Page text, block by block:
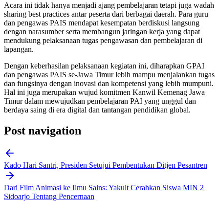
Acara ini tidak hanya menjadi ajang pembelajaran tetapi juga wadah
sharing best practices antar peserta dari berbagai daerah. Para guru
dan pengawas PAIS mendapat kesempatan berdiskusi langsung
dengan narasumber serta membangun jaringan kerja yang dapat
mendukung pelaksanaan tugas pengawasan dan pembelajaran di
lapangan.
Dengan keberhasilan pelaksanaan kegiatan ini, diharapkan GPAI
dan pengawas PAIS se-Jawa Timur lebih mampu menjalankan tugas
dan fungsinya dengan inovasi dan kompetensi yang lebih mumpuni.
Hal ini juga merupakan wujud komitmen Kanwil Kemenag Jawa
Timur dalam mewujudkan pembelajaran PAI yang unggul dan
berdaya saing di era digital dan tantangan pendidikan global.
Post navigation
Kado Hari Santri, Presiden Setujui Pembentukan Ditjen Pesantren
Dari Film Animasi ke Ilmu Sains: Yakult Cerahkan Siswa MIN 2
Sidoarjo Tentang Pencernaan